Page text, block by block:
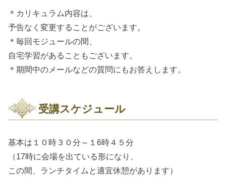
＊カリキュラム内容は、
予告なく変更することがございます。
＊毎回モジュールの間、
自宅学習があることもございます。
＊期間中のメールなどの質問にもお答えします。
受講スケジュール
基本は１０時３０分～１6時４５分
（17時に会場を出ている形になり、
この間、ランチタイムと適宜休憩があります）